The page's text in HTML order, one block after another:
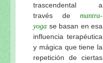
trascendental a
través de mantra-
yoga se basan en esa
influencia terapéutica
y mágica que tiene la
repetición de ciertas